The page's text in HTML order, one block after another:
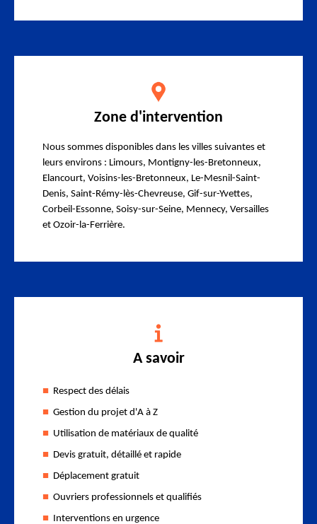
Zone d'intervention
Nous sommes disponibles dans les villes suivantes et
leurs environs : Limours, Montigny-les-Bretonneux,
Elancourt, Voisins-les-Bretonneux, Le-Mesnil-Saint-
Denis, Saint-Rémy-lès-Chevreuse, Gif-sur-Yvettes,
Corbeil-Essonne, Soisy-sur-Seine, Mennecy, Versailles
et Ozoir-la-Ferrière.
A savoir
Respect des délais
Gestion du projet d'A à Z
Utilisation de matériaux de qualité
Devis gratuit, détaillé et rapide
Déplacement gratuit
Ouvriers professionnels et qualifiés
Interventions en urgence